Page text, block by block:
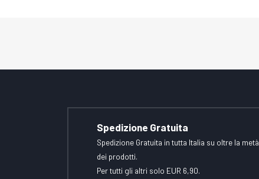
Spedizione Gratuita
Spedizione Gratuita in tutta Italia su oltre la metà
dei prodotti.
Per tutti gli altri solo EUR 6,90.